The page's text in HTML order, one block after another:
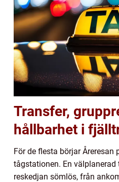
Transfer,
hållbarhet i
För de flesta börjar Åreresan
tågstationen. En
reskedjan sömlös, från